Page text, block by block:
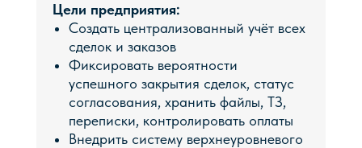
Цели предприятия:
Создать централизованный учёт всех
сделок и заказов
Фиксировать вероятности
успешного закрытия сделок, статус
согласования, хранить файлы, ТЗ,
переписки, контролировать оплаты
Внедрить систему верхнеуровневого